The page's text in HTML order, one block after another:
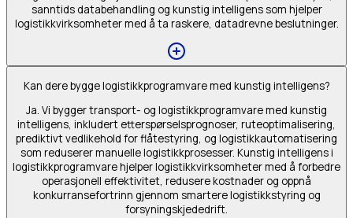
sanntids databehandling og kunstig intelligens som hjelper
logistikkvirksomheter med å ta raskere, datadrevne beslutninger.
Kan dere bygge logistikkprogramvare med kunstig intelligens?
Ja. Vi bygger transport- og logistikkprogramvare med kunstig
intelligens, inkludert etterspørselsprognoser, ruteoptimalisering,
prediktivt vedlikehold for flåtestyring, og logistikkautomatisering
som reduserer manuelle logistikkprosesser. Kunstig intelligens i
logistikkprogramvare hjelper logistikkvirksomheter med å forbedre
operasjonell effektivitet, redusere kostnader og oppnå
konkurransefortrinn gjennom smartere logistikkstyring og
forsyningskjededrift.